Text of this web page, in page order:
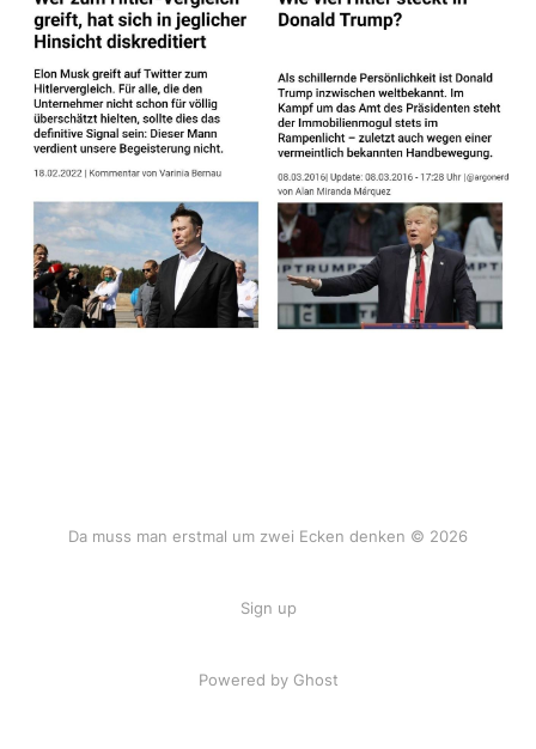
Da muss man erstmal um zwei Ecken denken © 2026
Sign up
Powered by Ghost